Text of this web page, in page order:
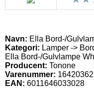
Navn: Ella Bord-/
Kategori: Lamper ->
Ella Bord-/Gulvlampe
Producent: Tonone
Varenummer: 16420362
EAN: 6011646033028